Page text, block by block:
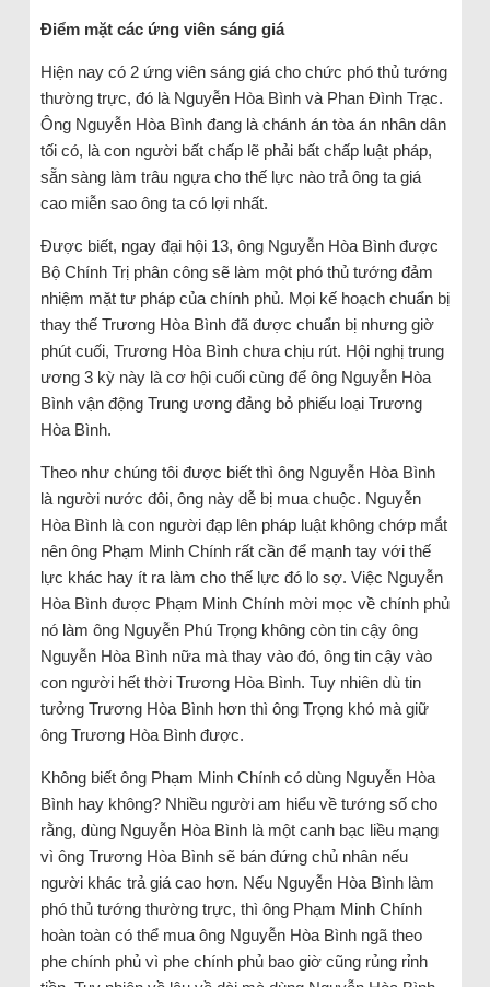
Điểm mặt các ứng viên sáng giá
Hiện nay có 2 ứng viên sáng giá cho chức phó thủ tướng
thường trực, đó là Nguyễn Hòa Bình và Phan Đình Trạc.
Ông Nguyễn Hòa Bình đang là chánh án tòa án nhân dân
tối có, là con người bất chấp lẽ phải bất chấp luật pháp,
sẵn sàng làm trâu ngựa cho thế lực nào trả ông ta giá
cao miễn sao ông ta có lợi nhất.
Được biết, ngay đại hội 13, ông Nguyễn Hòa Bình được
Bộ Chính Trị phân công sẽ làm một phó thủ tướng đảm
nhiệm mặt tư pháp của chính phủ. Mọi kế hoạch chuẩn bị
thay thế Trương Hòa Bình đã được chuẩn bị nhưng giờ
phút cuối, Trương Hòa Bình chưa chịu rút. Hội nghị trung
ương 3 kỳ này là cơ hội cuối cùng để ông Nguyễn Hòa
Bình vận động Trung ương đảng bỏ phiếu loại Trương
Hòa Bình.
Theo như chúng tôi được biết thì ông Nguyễn Hòa Bình
là người nước đôi, ông này dễ bị mua chuộc. Nguyễn
Hòa Bình là con người đạp lên pháp luật không chớp mắt
nên ông Phạm Minh Chính rất cần để mạnh tay với thế
lực khác hay ít ra làm cho thế lực đó lo sợ. Việc Nguyễn
Hòa Bình được Phạm Minh Chính mời mọc về chính phủ
nó làm ông Nguyễn Phú Trọng không còn tin cậy ông
Nguyễn Hòa Bình nữa mà thay vào đó, ông tin cậy vào
con người hết thời Trương Hòa Bình. Tuy nhiên dù tin
tưởng Trương Hòa Bình hơn thì ông Trọng khó mà giữ
ông Trương Hòa Bình được.
Không biết ông Phạm Minh Chính có dùng Nguyễn Hòa
Bình hay không? Nhiều người am hiểu về tướng số cho
rằng, dùng Nguyễn Hòa Bình là một canh bạc liều mạng
vì ông Trương Hòa Bình sẽ bán đứng chủ nhân nếu
người khác trả giá cao hơn. Nếu Nguyễn Hòa Bình làm
phó thủ tướng thường trực, thì ông Phạm Minh Chính
hoàn toàn có thể mua ông Nguyễn Hòa Bình ngã theo
phe chính phủ vì phe chính phủ bao giờ cũng rủng rỉnh